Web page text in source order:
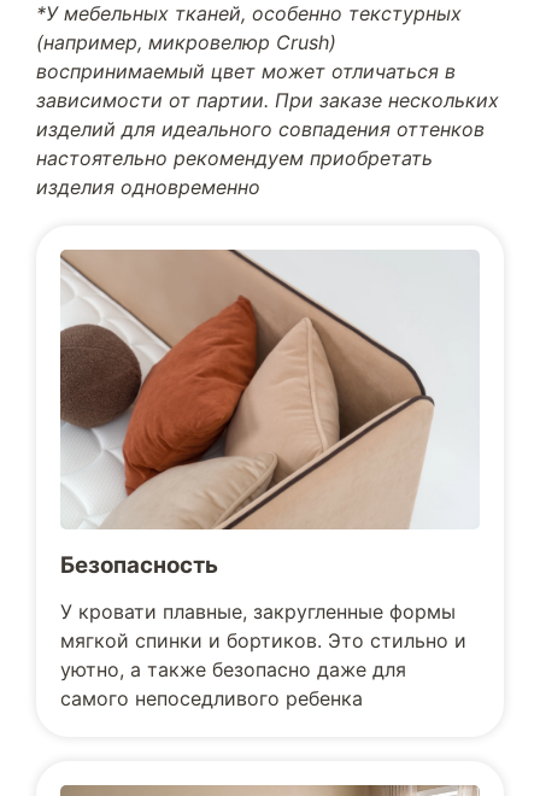
*У мебельных тканей, особенно текстурных
(например, микровелюр Crush)
воспринимаемый цвет может отличаться в
зависимости от партии. При заказе нескольких
изделий для идеального совпадения оттенков
настоятельно рекомендуем приобретать
изделия одновременно
Безопасность
У кровати плавные, закругленные формы
мягкой спинки и бортиков. Это стильно и
уютно, а также безопасно даже для
самого непоседливого ребенка